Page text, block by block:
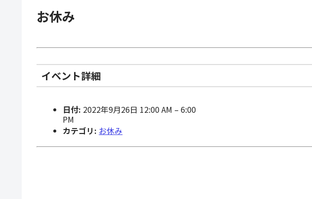
お休み
イベント詳細
日付: 2022年9月26日 12:00 AM –6:00
PM
カテゴリ: お休み